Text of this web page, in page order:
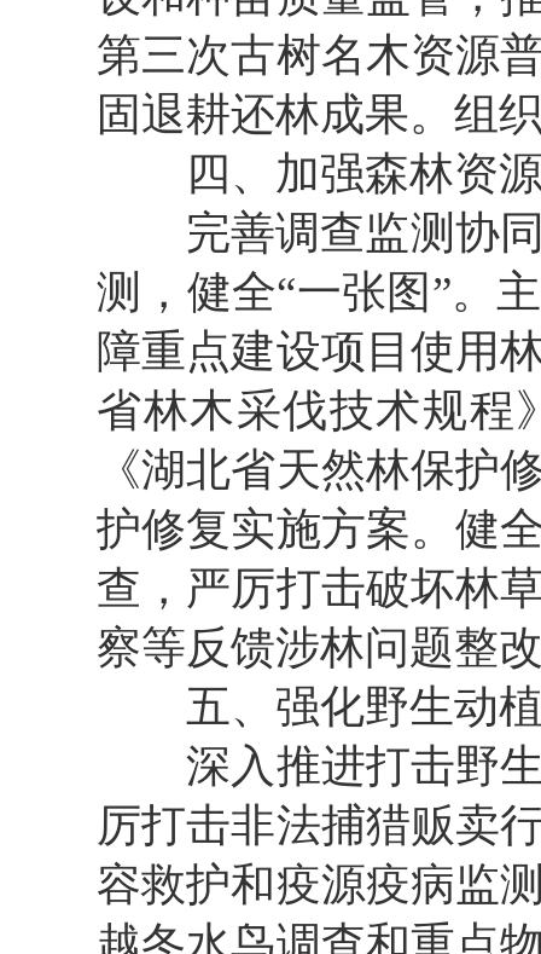
第三次古树名木资源
固退耕还林成果。组
四 、 加强森林资
完善调查监测协
测 ， 健全“一张图 ”。
障重点建设项目使用
省林木采伐技术规程
《湖北省天然林保护
护修复实施方案。健
查， 严厉打击破坏林
察等反馈涉林问题整
五、 强化野生动
深入推进打击野
厉打击非法捕猎贩卖
容救护和疫源疫病监
越冬水鸟调查和重点